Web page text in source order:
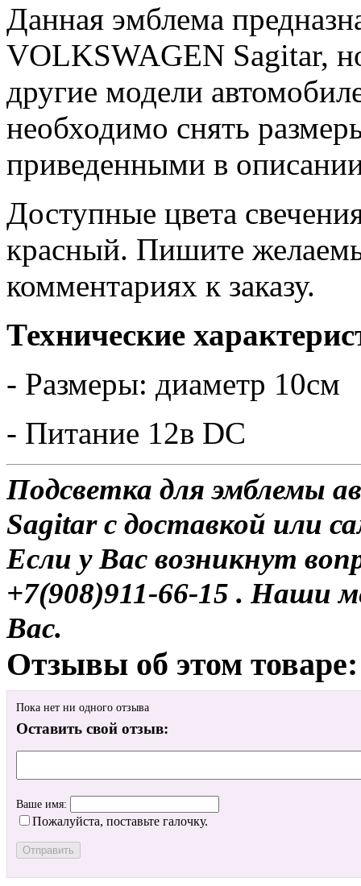
Данная эмблема
VOLKSWAGEN Sagitar,
другие модели
необходимо снять
приведенными в
Доступные цвета
красный. Пишите
комментариях к заказу.
Технические
- Размеры: диаметр 10см
- Питание 12в DC
Подсветка для эмблемы
Sagitar с доставкой или
Если у Вас возникнут
+7(908)911-66-15 . Наши
Вас.
Отзывы об этом товаре:
Пока нет ни одного отзыва
Оставить свой отзыв:
Ваше имя:
Пожалуйста, поставьте галочку.